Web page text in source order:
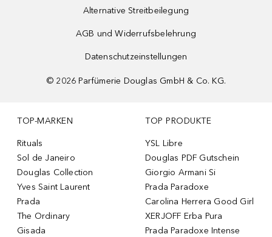
Alternative Streitbeilegung
AGB und Widerrufsbelehrung
Datenschutzeinstellungen
© 2026 Parfümerie Douglas GmbH & Co. KG.
TOP-MARKEN
Rituals
Sol de Janeiro
Douglas Collection
Yves Saint Laurent
Prada
The Ordinary
Gisada
TOP PRODUKTE
YSL Libre
Douglas PDF Gutschein
Giorgio Armani Si
Prada Paradoxe
Carolina Herrera Good Girl
XERJOFF Erba Pura
Prada Paradoxe Intense